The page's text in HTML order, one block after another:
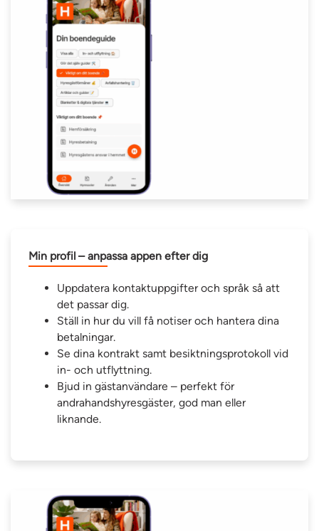
Min profil – anpassa appen efter dig
Uppdatera kontaktuppgifter och språk så att
det passar dig.
Ställ in hur du vill få notiser och hantera dina
betalningar.
Se dina kontrakt samt besiktningsprotokoll vid
in- och utflyttning.
Bjud in gästanvändare – perfekt för
andrahandshyresgäster, god man eller
liknande.